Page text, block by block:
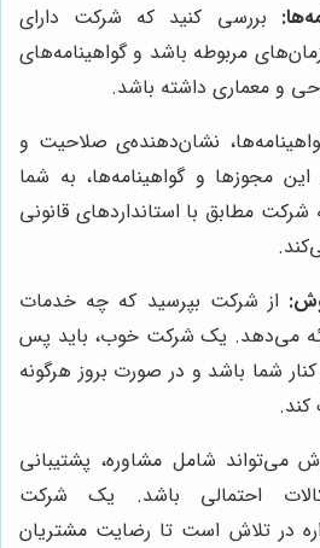
بررسی کنید که شرکت دارای
مربوطه باشد و گواهینامه‌های
و معماری داشته باشد.
نشان‌دهنده‌ی صلاحیت و
مجوزها و گواهینامه‌ها، به شما
مطابق با استانداردهای قانونی
از شرکت بپرسید که چه خدمات
می‌دهد. یک شرکت خوب، باید پس
کنار شما باشد و در صورت بروز هرگونه
شامل مشاوره، پشتیبانی
احتمالی باشد. یک شرکت
در تلاش است تا رضایت مشتریان